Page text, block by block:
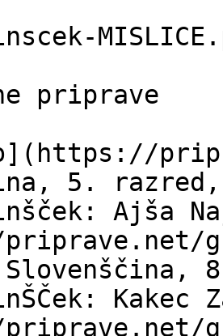
priprave
5. razred,
Ajša
Kakec